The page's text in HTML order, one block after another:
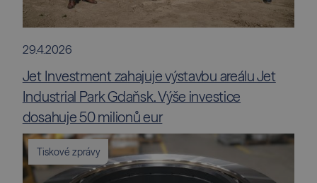
29.4.2026
Jet Investment zahajuje výstavbu areálu Jet
Industrial Park Gdaňsk. Výše investice
dosahuje 50 milionů eur
Tiskové zprávy